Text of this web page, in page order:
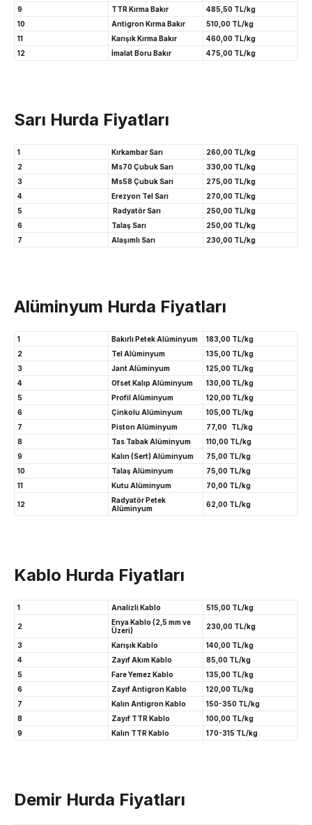
9
TTR Kırma Bakır
485,50 TL/kg
10
Antigron Kırma Bakır
510,00 TL/kg
11
Karışık Kırma Bakır
460,00 TL/kg
12
İmalat Boru Bakır 475,00 TL/kg
Sarı Hurda Fiyatları
1 Kırkambar Sarı
260,00 TL/kg
2
Ms70 Çubuk Sarı
330,00 TL/kg
3
Ms58 Çubuk Sarı
275,00 TL/kg
4
Erezyon Tel Sarı
270,00 TL/kg
5
Radyatör Sarı
250,00 TL/kg
6
Talaş Sarı
250,00 TL/kg
7
Alaşımlı Sarı 230,00 TL/kg
Alüminyum Hurda Fiyatları
1 Bakırlı Petek Alüminyum
183,00 TL/kg
2
Tel Alüminyum
135,00 TL/kg
3
Jant Alüminyum
125,00 TL/kg
4
Ofset Kalıp Alüminyum
130,00 TL/kg
5
Profil Alüminyum
120,00 TL/kg
6
Çinkolu Alüminyum
105,00 TL/kg
7
Piston Alüminyum
77,00 TL/kg
8
Tas Tabak Alüminyum
110,00 TL/kg
9
Kalın (Sert) Alüminyum
75,00 TL/kg
10
Talaş Alüminyum
75,00 TL/kg
11
Kutu Alüminyum 70,00 TL/kg
12
Radyatör Petek
Alüminyum
62,00 TL/kg
Kablo Hurda Fiyatları
1 Analizli Kablo 515,00 TL/kg
2
Enya Kablo (2,5 mm ve
Üzeri)
230,00 TL/kg
3 Karışık Kablo
140,00 TL/kg
4
Zayıf Akım Kablo
85,00 TL/kg
5
Fare Yemez Kablo
135,00 TL/kg
6
Zayıf Antigron Kablo
120,00 TL/kg
7
Kalın Antigron Kablo
150-350 TL/kg
8
Zayıf TTR Kablo
100,00 TL/kg
9
Kalın TTR Kablo 170-315 TL/kg
Demir Hurda Fiyatları